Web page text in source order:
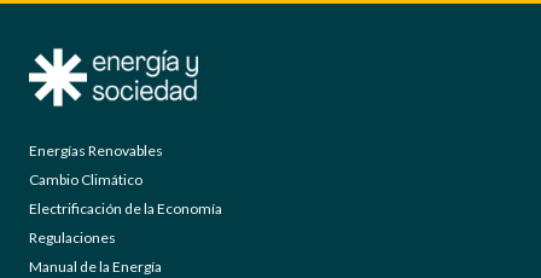
Energías Renovables
Cambio Climático
Electrificación de la Economía
Regulaciones
Manual de la Energía